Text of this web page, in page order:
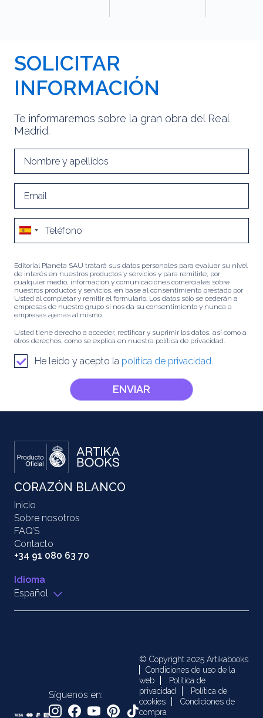
SOLICITAR
INFORMACIÓN
Te informaremos sobre la gran obra del Real
Madrid.
Editorial Planeta SAU tratará sus datos personales para evaluar su nivel
de interés en nuestros productos y servicios y para remitirle, por
cualquier medio, información y comunicaciones comerciales sobre
nuestros productos y servicios, en base al consentimiento prestado por
Usted al completar y remitir el formulario. Los datos sólo se cederán a
empresas de nuestro grupo si nos da su consentimiento y nunca a
empresas ajenas al mismo.
Usted tiene derecho a acceder, rectificar y suprimir los datos, así como a
otros derechos, como se explica en nuestra política de privacidad.
He leído y acepto la política de privacidad.
ENVIAR
CORAZÓN BLANCO
Inicio
Sobre nosotros
FAQ’S
Contacto
+34 91 080 63 70
Idioma
Español
Síguenos en:
© Copyright 2025 Artikabooks
Condiciones de uso de la
web
Política de
privacidad
Política de
cookies
Condiciones de
compra